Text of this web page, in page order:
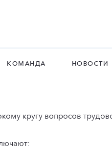
КОМАНДА НОВОСТИ
кругу вопросов